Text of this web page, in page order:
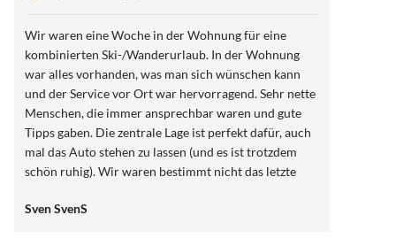
Wir waren eine Woche in der Wohnung für eine
kombinierten Ski-/Wanderurlaub. In der Wohnung
war alles vorhanden, was man sich wünschen kann
und der Service vor Ort war hervorragend. Sehr nette
Menschen, die immer ansprechbar waren und gute
Tipps gaben. Die zentrale Lage ist perfekt dafür, auch
mal das Auto stehen zu lassen (und es ist trotzdem
schön ruhig). Wir waren bestimmt nicht das letzte
Urlaube in Seefeld uneingeschränkt empfehlen.
Sven SvenS